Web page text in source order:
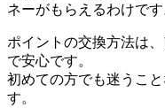
ネーがもらえるわけです
ポイントの交換方法は
で安心です。
初めての方でも迷うこ
す。